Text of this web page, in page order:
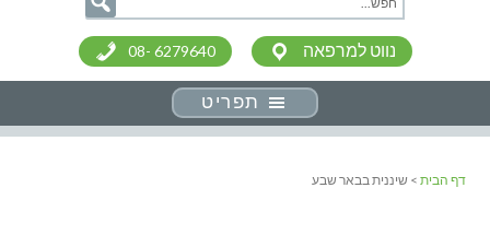
08- 6279640 נווט למרפאה
תפריט
דף הבית > שיננית בבאר שבע